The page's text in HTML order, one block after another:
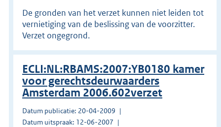
De gronden van het verzet kunnen niet leiden tot
vernietiging van de beslissing van de voorzitter.
Verzet ongegrond.
ECLI:NL:RBAMS:2007:YB0180 kamer
voor gerechtsdeurwaarders
Amsterdam 2006.602verzet
Datum publicatie: 20-04-2009
Datum uitspraak: 12-06-2007